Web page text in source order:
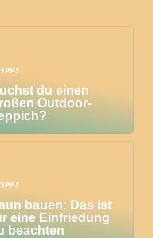
du einen
Outdoor-
bauen: Das ist
eine Einfriedung
beachten